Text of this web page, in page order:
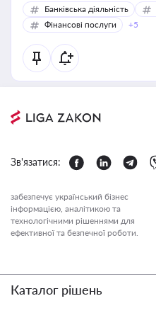
Банківська діяльність
Фінансові послуги
+5
Зв'язатися:
забезпечує український бізнес
інформацією, аналітикою та
технологічними рішеннями для
ефективної та безпечної роботи.
Каталог рішень